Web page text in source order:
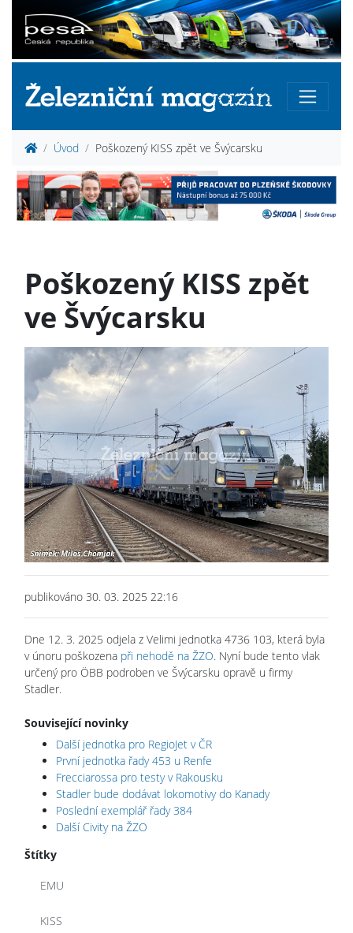
Úvod Poškozený KISS zpět ve Švýcarsku
Poškozený KISS zpět
ve Švýcarsku
publikováno 30. 03. 2025 22:16
Dne 12. 3. 2025 odjela z Velimi jednotka 4736 103, která byla
v únoru poškozena při nehodě na ŽZO. Nyní bude tento vlak
určený pro ÖBB podroben ve Švýcarsku opravě u firmy
Stadler.
Související novinky
Další jednotka pro RegioJet v ČR
První jednotka řady 453 u Renfe
Frecciarossa pro testy v Rakousku
Stadler bude dodávat lokomotivy do Kanady
Poslední exemplář řady 384
Další Civity na ŽZO
Štítky
EMU
KISS